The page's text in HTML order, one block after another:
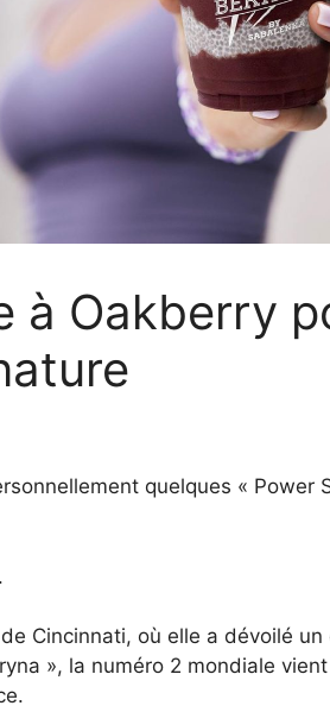
à Oakberry
quelques « Power
Cincinnati, où elle a dévoilé un
», la numéro 2 mondiale vient